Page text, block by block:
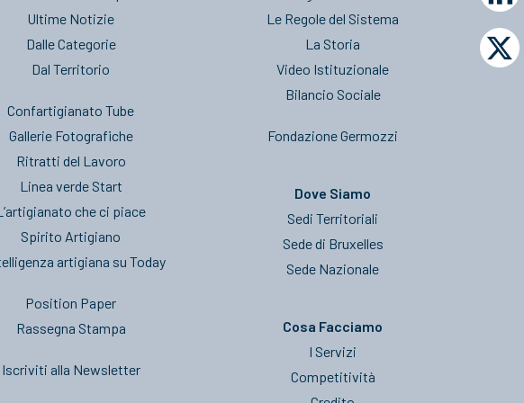
Ultime Notizie
Dalle Categorie
Dal Territorio
Confartigianato Tube
Gallerie Fotografiche
Ritratti del Lavoro
Linea verde Start
che ci piace
Spirito Artigiano
artigiana su Today
Position Paper
Rassegna Stampa
Iscriviti alla Newsletter
Le Regole del Sistema
La Storia
Video Istituzionale
Bilancio Sociale
Fondazione Germozzi
Dove Siamo
Sedi Territoriali
Sede di Bruxelles
Sede Nazionale
Cosa Facciamo
I Servizi
Competitività